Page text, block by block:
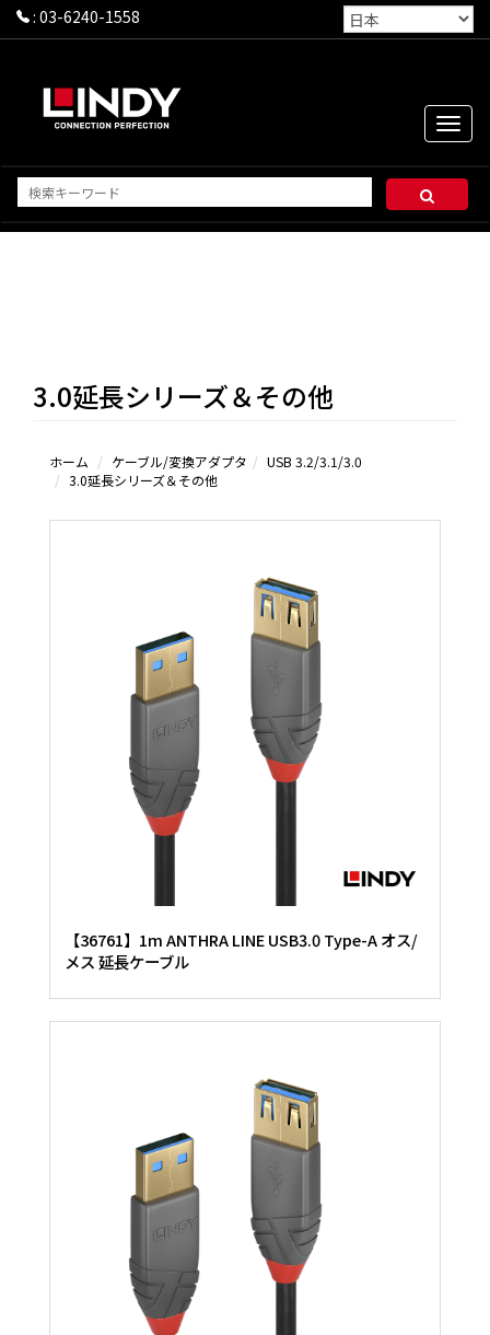
: 03-6240-1558
Toggle
3.0延長シリーズ＆その他
ホーム ケーブル/変換アダプタ
USB 3.2/3.1/3.0
3.0延長シリーズ＆その他
【36761】1m ANTHRA LINE USB3.0 Type-A オス/
メス 延長ケーブル